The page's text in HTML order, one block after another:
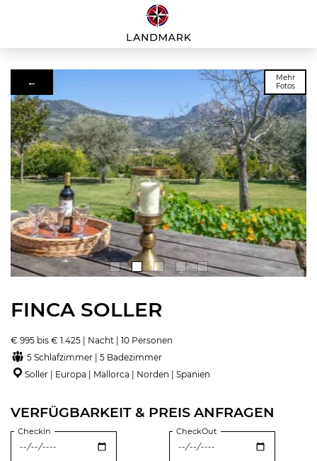
←
Mehr
Fotos
FINCA SOLLER
€ 995 bis € 1.425 | Nacht | 10 Personen
5 Schlafzimmer | 5 Badezimmer
Soller | Europa | Mallorca | Norden | Spanien
VERFÜGBARKEIT & PREIS ANFRAGEN
CheckIn CheckOut